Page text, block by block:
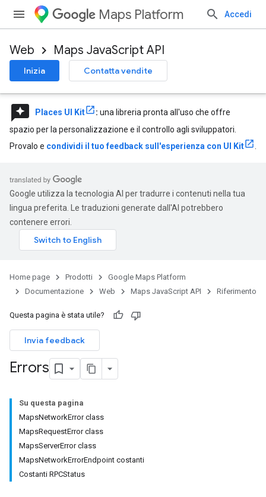
Maps Platform Accedi
Web Maps JavaScript API
Inizia Contatta vendite
reviews Places UI Kit : una libreria pronta all'uso che offre
spazio per la personalizzazione e il controllo agli sviluppatori.
Provalo e condividi il tuo feedback sull'esperienza con UI Kit .
Google utilizza la tecnologia AI per tradurre i contenuti nella tua
lingua preferita. Le traduzioni generate dall'AI potrebbero
contenere errori.
Home page Prodotti
Google Maps Platform
Documentazione
Web Maps JavaScript API Riferimento
Questa pagina è stata utile?
Invia feedback
Errors
Su questa pagina
MapsNetworkError class
MapsRequestError class
MapsServerError class
MapsNetworkErrorEndpoint costanti
Costanti RPCStatus